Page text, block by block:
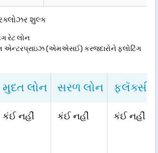
શુલ્ક
રેટ લોન
એન્ટરપ્રાઇઝ (એમએસઈ) કરજદારોને ફ્લોટિંગ
મુદત લોન સરળ લોન ફ્લૅક્સી
કંઈ નહીં કંઈ નહીં કંઈ નહીં